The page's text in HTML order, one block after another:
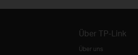
Über TP-Link
Über uns